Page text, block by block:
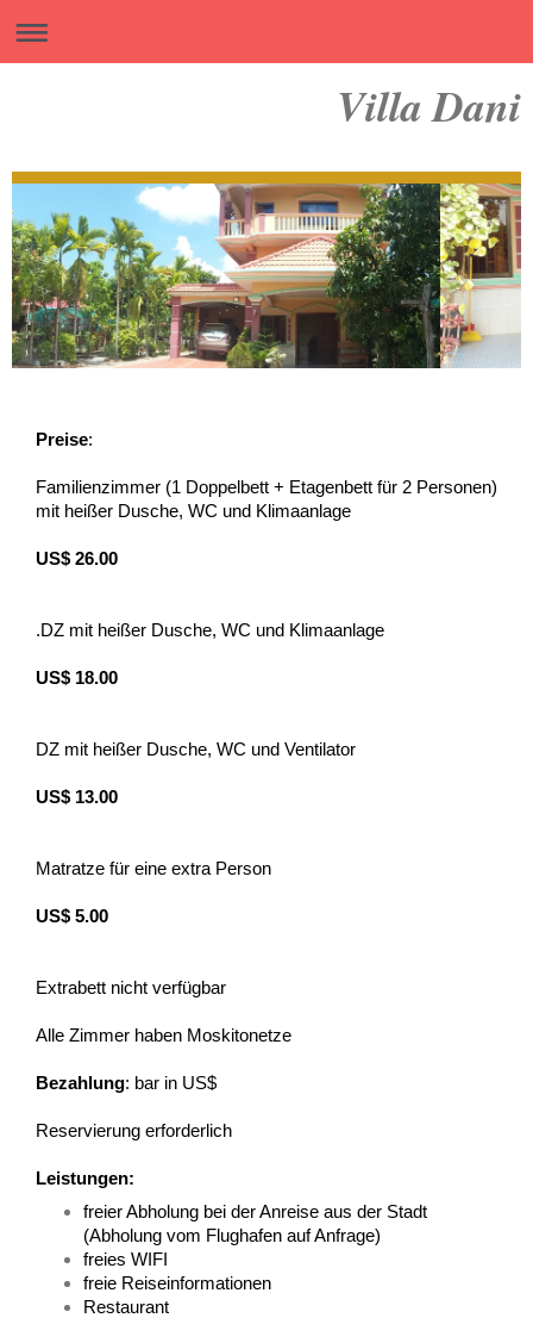
Villa Dani
Preise:
Familienzimmer (1 Doppelbett + Etagenbett für 2 Personen)
mit heißer Dusche, WC und Klimaanlage
US$ 26.00
.DZ mit heißer Dusche, WC und Klimaanlage
US$ 18.00
DZ mit heißer Dusche, WC und Ventilator
US$ 13.00
Matratze für eine extra Person
US$ 5.00
Extrabett nicht verfügbar
Alle Zimmer haben Moskitonetze
Bezahlung: bar in US$
Reservierung erforderlich
Leistungen:
freier Abholung bei der Anreise aus der Stadt
(Abholung vom Flughafen auf Anfrage)
freies WIFI
freie Reiseinformationen
Restaurant